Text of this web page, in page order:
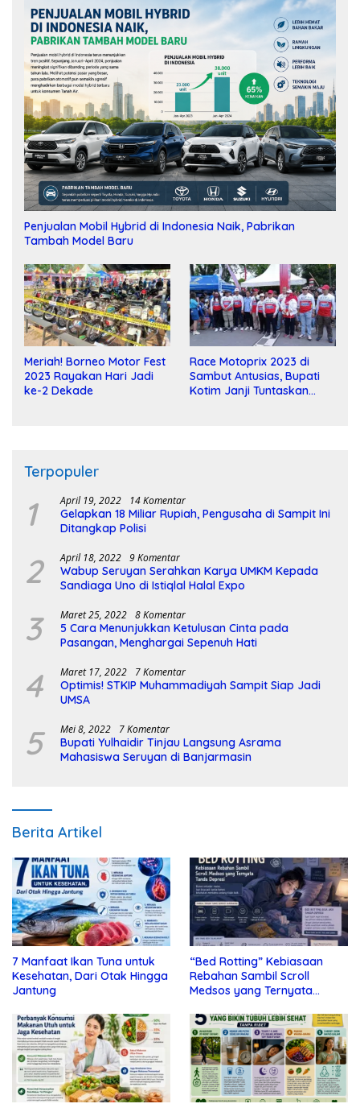
Penjualan Mobil Hybrid di Indonesia Naik, Pabrikan
Tambah Model Baru
Meriah! Borneo Motor Fest
2023 Rayakan Hari Jadi
ke-2 Dekade
Race Motoprix 2023 di
Sambut Antusias, Bupati
Kotim Janji Tuntaskan
Terpopuler
1 April 19, 2022 14 Komentar
Gelapkan 18 Miliar Rupiah, Pengusaha di Sampit Ini
Ditangkap Polisi
2 April 18, 2022 9 Komentar
Wabup Seruyan Serahkan Karya UMKM Kepada
Sandiaga Uno di Istiqlal Halal Expo
3 Maret 25, 2022 8 Komentar
5 Cara Menunjukkan Ketulusan Cinta pada
Pasangan, Menghargai Sepenuh Hati
4 Maret 17, 2022 7 Komentar
Optimis! STKIP Muhammadiyah Sampit Siap Jadi
UMSA
5 Mei 8, 2022 7 Komentar
Bupati Yulhaidir Tinjau Langsung Asrama
Mahasiswa Seruyan di Banjarmasin
Berita Artikel
7 Manfaat Ikan Tuna untuk
Kesehatan, Dari Otak Hingga
Jantung
“Bed Rotting” Kebiasaan
Rebahan Sambil Scroll
Medsos yang Ternyata